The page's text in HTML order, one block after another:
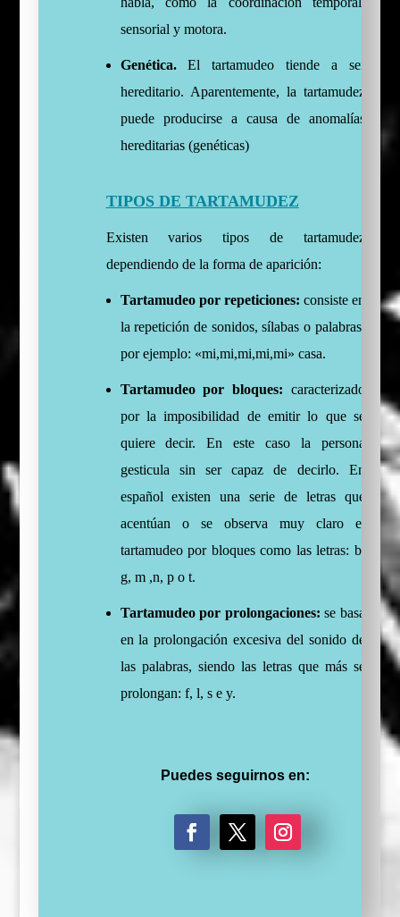
sensorial y motora.
Genética.El tartamudeo tiende a ser
hereditario. Aparentemente, la tartamudez
puede producirse a causa de anomalías
hereditarias (genéticas)
TIPOS DE TARTAMUDEZ
Existen varios tipos de tartamudez
dependiendo de la forma de aparición:
Tartamudeo por repeticiones: consiste en
la repetición de sonidos, sílabas o palabras,
por ejemplo: «mi,mi,mi,mi,mi» casa.
Tartamudeo por bloques: caracterizado
por la imposibilidad de emitir lo que se
quiere decir. En este caso la persona
gesticula sin ser capaz de decirlo. En
español existen una serie de letras que
acentúan o se observa muy claro el
tartamudeo por bloques como las letras: b,
g, m ,n, p o t.
Tartamudeo por prolongaciones: se basa
en la prolongación excesiva del sonido de
las palabras, siendo las letras que más se
prolongan: f, l, s e y.
Puedes seguirnos en: